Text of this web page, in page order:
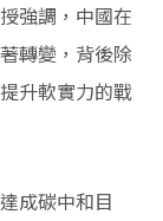
強調，中國在
轉變，背後除
升軟實力的戰
成碳中和目